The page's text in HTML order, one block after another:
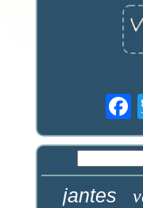
jantes